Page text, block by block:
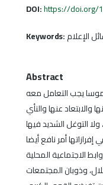
DOI:https://doi.org/
Keywords:الإعلام
Abstract
يجب التعامل معه
عنها والنأي
التوغل الشديد فيها
الاجتماعية المحلية
وذوبان المجتمعات